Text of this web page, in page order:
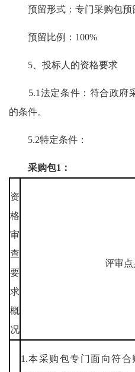
预留形式：专门采购包预
预留比例：100%
5、投标人的资格要求
5.1法定条件：符合政府
的条件。
5.2特定条件：
采购包1：
资
格
审
查
要
求
概
况
评审
1.本采购包专门面向符